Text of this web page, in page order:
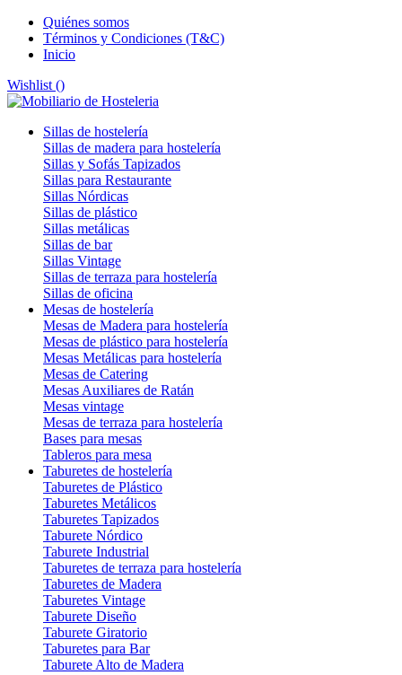
Quiénes somos
Términos y Condiciones (T&C)
Inicio
Wishlist ()
Sillas de hostelería
Sillas de madera para hostelería
Sillas y Sofás Tapizados
Sillas para Restaurante
Sillas Nórdicas
Sillas de plástico
Sillas metálicas
Sillas de bar
Sillas Vintage
Sillas de terraza para hostelería
Sillas de oficina
Mesas de hostelería
Mesas de Madera para hostelería
Mesas de plástico para hostelería
Mesas Metálicas para hostelería
Mesas de Catering
Mesas Auxiliares de Ratán
Mesas vintage
Mesas de terraza para hostelería
Bases para mesas
Tableros para mesa
Taburetes de hostelería
Taburetes de Plástico
Taburetes Metálicos
Taburetes Tapizados
Taburete Nórdico
Taburete Industrial
Taburetes de terraza para hostelería
Taburetes de Madera
Taburetes Vintage
Taburete Diseño
Taburete Giratorio
Taburetes para Bar
Taburete Alto de Madera